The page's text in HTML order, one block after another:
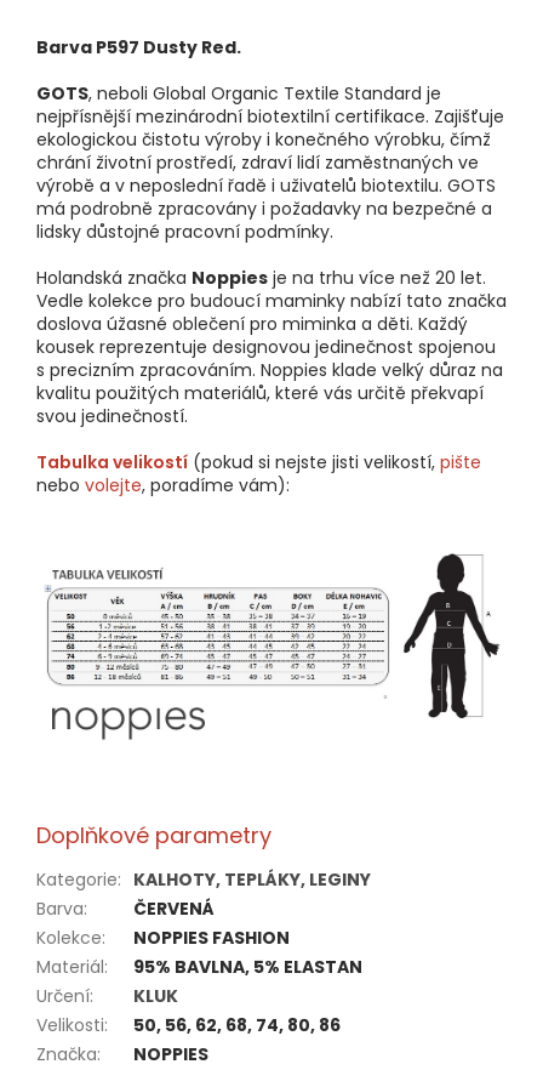
Barva P597 Dusty Red.
GOTS, neboli Global Organic Textile Standard je
nejpřísnější mezinárodní biotextilní certifikace. Zajišťuje
ekologickou čistotu výroby i konečného výrobku, čímž
chrání životní prostředí, zdraví lidí zaměstnaných ve
výrobě a v neposlední řadě i uživatelů biotextilu. GOTS
má podrobně zpracovány i požadavky na bezpečné a
lidsky důstojné pracovní podmínky.
Holandská značka Noppies je na trhu více než 20 let.
Vedle kolekce pro budoucí maminky nabízí tato značka
doslova úžasné oblečení pro miminka a děti. Každý
kousek reprezentuje designovou jedinečnost spojenou
s precizním zpracováním. Noppies klade velký důraz na
kvalitu použitých materiálů, které vás určitě překvapí
svou jedinečností.
Tabulka velikostí (pokud si nejste jisti velikostí, pište
nebo volejte, poradíme vám):
Doplňkové parametry
Kategorie: KALHOTY, TEPLÁKY, LEGINY
Barva:
ČERVENÁ
Kolekce:
NOPPIES FASHION
Materiál:
95% BAVLNA, 5% ELASTAN
Určení:
KLUK
Velikosti:
50, 56, 62, 68, 74, 80, 86
Značka: NOPPIES